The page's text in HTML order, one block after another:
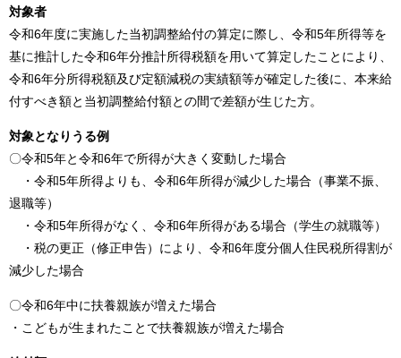
対象者
令和6年度に実施した当初調整給付の算定に際し、令和5年所得等を
基に推計した令和6年分推計所得税額を用いて算定したことにより、
令和6年分所得税額及び定額減税の実績額等が確定した後に、本来給
付すべき額と当初調整給付額との間で差額が生じた方。
対象となりうる例
​〇令和5年と令和6年で所得が大きく変動した場合
・令和5年所得よりも、令和6年所得が減少した場合（事業不振、
退職等）
・令和5年所得がなく、令和6年所得がある場合（学生の就職等）
・税の更正（修正申告）により、令和6年度分個人住民税所得割が
減少した場合
〇令和6年中に扶養親族が増えた場合
・こどもが生まれたことで扶養親族が増えた場合